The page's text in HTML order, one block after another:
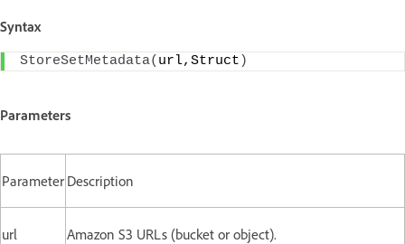
Syntax
StoreSetMetadata( url,Struct )
Parameters
Parameter Description
url Amazon S3 URLs (bucket or object).